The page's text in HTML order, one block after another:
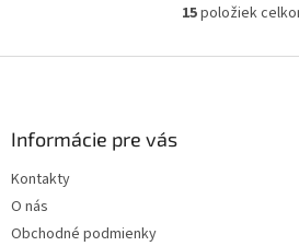
O
l
15položiek
Informácie pre vás
Kontakty
O nás
Obchodné podmienky